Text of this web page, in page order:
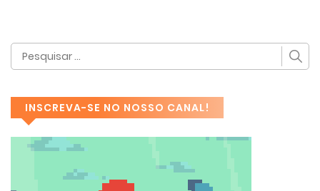
INSCREVA-SE NO NOSSO CANAL!